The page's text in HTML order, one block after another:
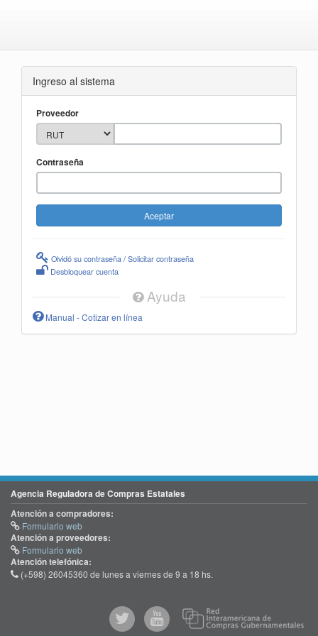
Ingreso al sistema
Proveedor
Contraseña
Olvidó su contraseña / Solicitar contraseña
Desbloquear cuenta
Ayuda
Manual - Cotizar en línea
Agencia Reguladora de Compras Estatales
Atención a compradores:
Formulario web
Atención a proveedores:
Formulario web
Atención telefónica:
(+598) 26045360 de lunes a viernes de 9 a 18 hs.
@comprasgubuy
ACCE